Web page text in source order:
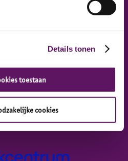
Details tonen
toestaan
cookies
van het Werkcentrum